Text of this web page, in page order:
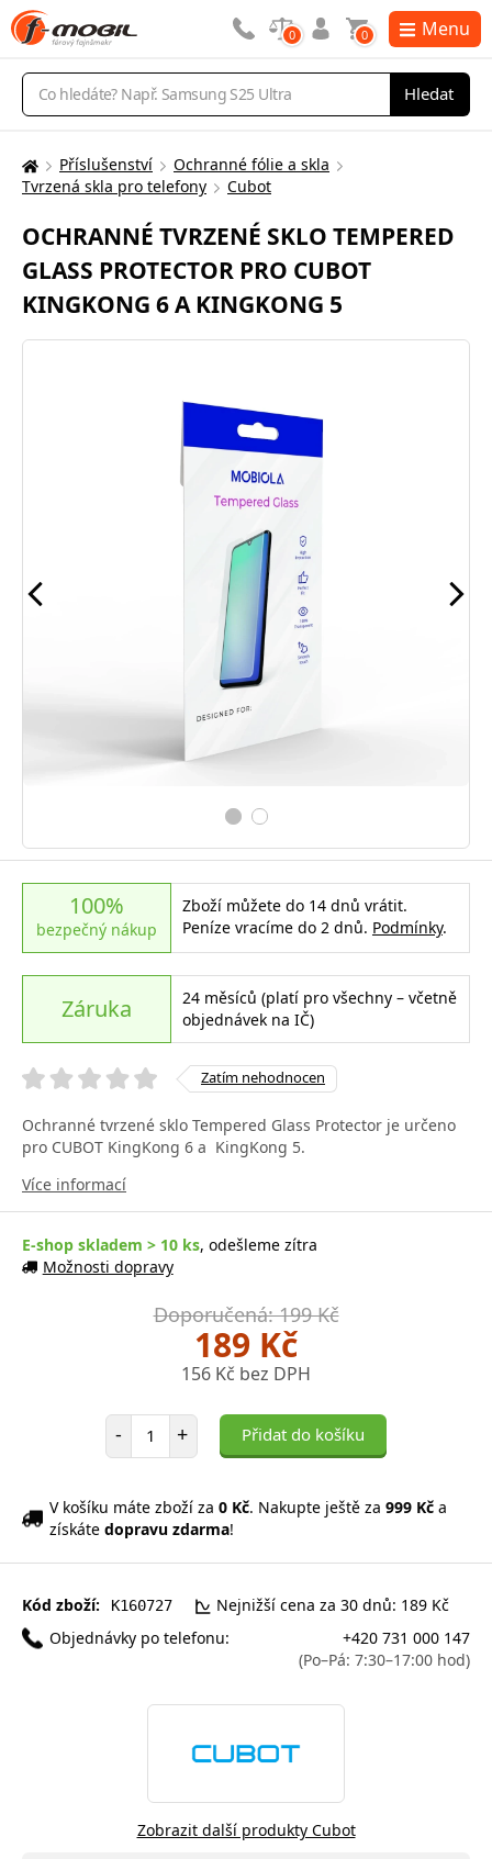
Vyhledávání
Hledat
0 0 Menu
Zde
nacházíte:
Příslušenství
Ochranné fólie a skla
Tvrzená skla pro telefony
Cubot
OCHRANNÉ TVRZENÉ SKLO TEMPERED
GLASS PROTECTOR PRO CUBOT
KINGKONG 6 A KINGKONG 5
100%
bezpečný nákup
Zboží můžete do 14 dnů vrátit.
Peníze vracíme do 2 dnů. Podmínky.
Záruka
24 měsíců (platí pro všechny – včetně
objednávek na IČ)
Zatím nehodnocen
Ochranné tvrzené sklo Tempered Glass Protector je určeno
pro CUBOT KingKong 6 a KingKong 5.
Více informací
E-shop skladem > 10 ks, odešleme zítra
Možnosti dopravy
Doporučená: 199 Kč
189 Kč
156 Kč bez DPH
- Počet položek
+ Přidat do košíku
V košíku máte zboží za 0 Kč. Nakupte ještě za 999 Kč a
získáte dopravu zdarma!
Kód zboží: K160727
Nejnižší cena za 30 dnů: 189 Kč
Objednávky po telefonu:
+420 731 000 147
(Po–Pá: 7:30–17:00 hod)
Zobrazit další produkty Cubot